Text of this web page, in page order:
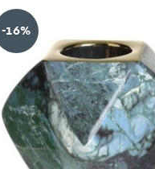
-16%